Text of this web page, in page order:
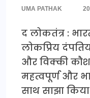
UMA PATHAK
द लोकतंत्र :
लोकप्रिय
और विक्की
महत्वपूर्ण और
साथ साझा